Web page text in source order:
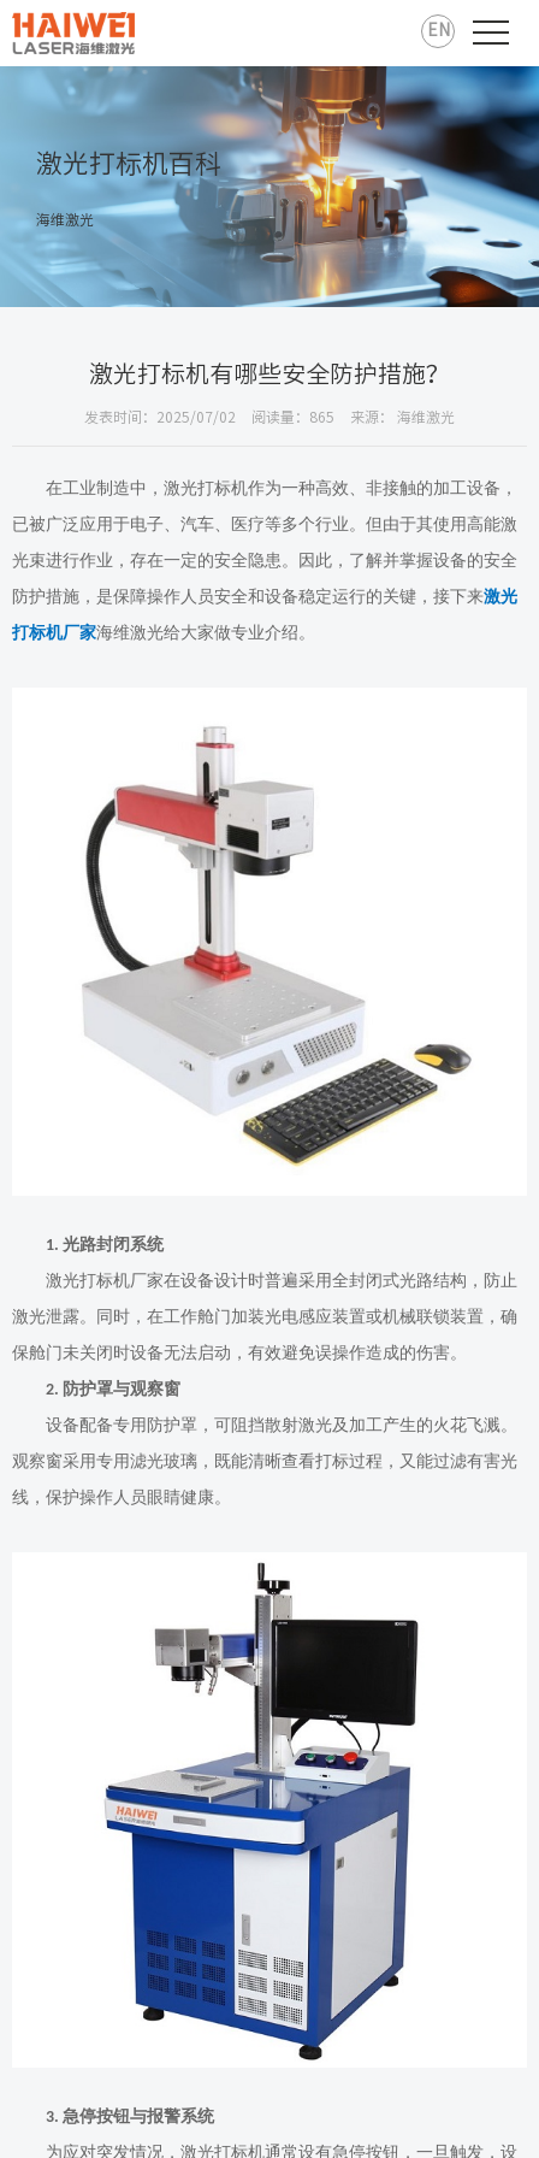
EN
激光打标机百科
海维激光
激光打标机有哪些安全防护措施？
发表时间：2025/07/02 阅读量：865 来源： 海维激光
在工业制造中，激光打标机作为一种高效、非接触的加工设备，
已被广泛应用于电子、汽车、医疗等多个行业。但由于其使用高能激
光束进行作业，存在一定的安全隐患。因此，了解并掌握设备的安全
防护措施，是保障操作人员安全和设备稳定运行的关键 ，接下来激光
打标机厂家海维激光给大家做专业介绍。
1. 光路封闭系统
激光打标机厂家在设备设计时普遍采用全封闭式光路结构，防止
激光泄露。同时，在工作舱门加装光电感应装置或机械联锁装置，确
保舱门未关闭时设备无法启动，有效避免误操作造成的伤害。
2. 防护罩与观察窗
设备配备专用防护罩，可阻挡散射激光及加工产生的火花飞溅。
观察窗采用专用滤光玻璃，既能清晰查看打标过程，又能过滤有害光
线，保护操作人员眼睛健康。
3. 急停按钮与报警系统
为应对突发情况，激光打标机通常设有急停按钮，一旦触发，设